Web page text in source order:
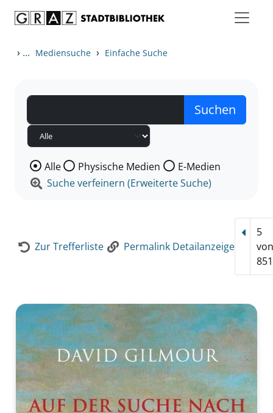
› ... Mediensuche › Einfache Suche
Wählen Sie die Medienart nach der Sie suchen wollen.
Alle Physische Medien
E-Medien
Suche verfeinern (Erweiterte Suche)
Zur Trefferliste Permalink Detailanzeige
5
von
851